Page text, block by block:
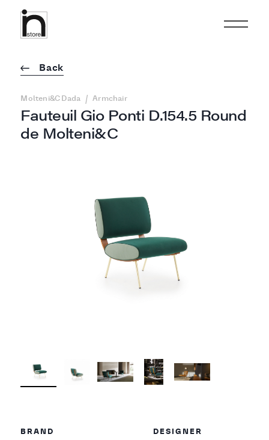
Fauteuil Gio Ponti D.154.5 Round
de Molteni&C
Back
Molteni&C Dada / Armchair
BRAND
DESIGNER